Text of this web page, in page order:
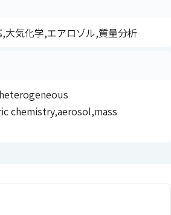
大気化学,エアロゾル,質量分析
chemistry,aerosol,mass